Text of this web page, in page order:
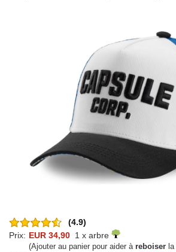
(4.9)
Prix: EUR 34,90 1 x arbre
(Ajouter au panier pour aider à reboiser